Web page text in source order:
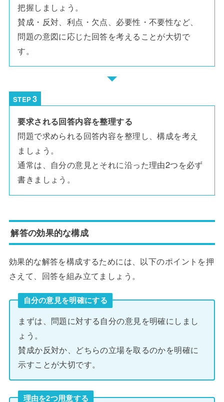
把握しましょう。
賛成・反対、利点・欠点、必要性・不要性など、
問題の意図に応じた回答を考えることが大切で
す。
STEP
要求される回答内容を整理する
問題で求められる回答内容を整理し、構成を考え
ましょう。
通常は、自分の意見とそれに沿った理由2つを必ず
書きましょう。
解答の効果的な構成
効果的な解答を構成するためには、以下のポイントを押
さえて、回答を組み立てましょう。
自分の意見を明確にする
まずは、問題に対する自分の意見を明確にしまし
ょう。
賛成か反対か、どちらの立場を取るのかを明確に
示すことが大切です。
理由を2つ用意する